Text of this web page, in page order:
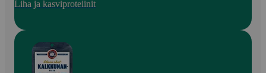
Liha ja kasviproteiinit